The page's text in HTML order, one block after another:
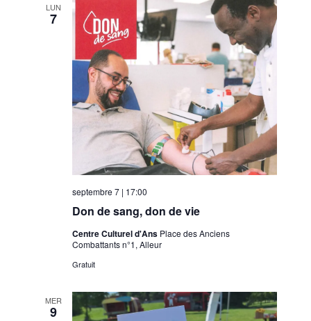
LUN
7
Don de sang, don de vie
septembre 7 | 17:00
Centre Culturel d'Ans Place des Anciens
Combattants n°1, Alleur
Gratuit
MER
9